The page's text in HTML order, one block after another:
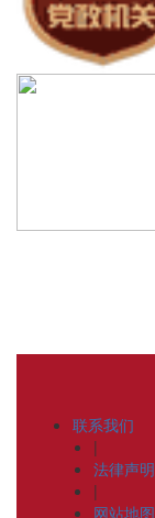
联系我们
|
法律声明
|
网站地图